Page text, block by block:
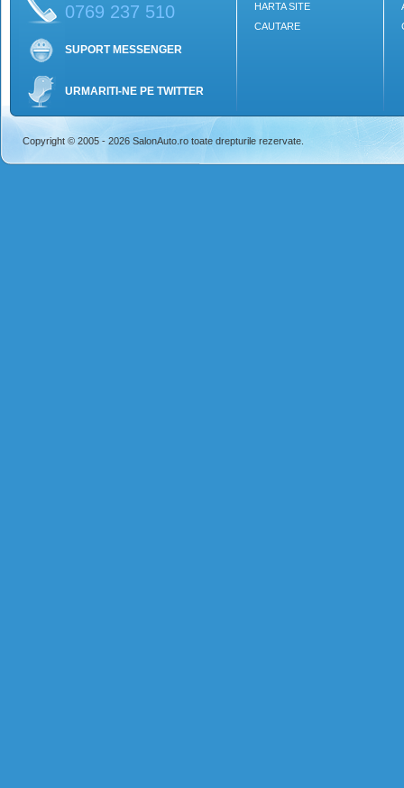
0769 237 510
SUPORT MESSENGER
URMARITI-NE PE TWITTER
HARTA SITE
CAUTARE
Copyright © 2005 - 2026 SalonAuto.ro toate drepturile rezervate.